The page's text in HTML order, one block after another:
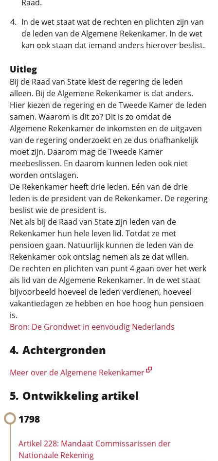
Raad.
In de wet staat wat de rechten en plichten zijn van
de leden van de Algemene Rekenkamer. In de wet
kan ook staan dat iemand anders hierover beslist.
Uitleg
Bij de Raad van State kiest de regering de leden
alleen. Bij de Algemene Rekenkamer is dat anders.
Hier kiezen de regering en de Tweede Kamer de leden
samen. Waarom is dit zo? Dit is zo omdat de
Algemene Rekenkamer de inkomsten en de uitgaven
van de regering onderzoekt en ze dus onafhankelijk
moet zijn. Daarom mag de Tweede Kamer
meebeslissen. En daarom kunnen leden ook niet
worden ontslagen.
De Rekenkamer heeft drie leden. Eén van de drie
leden is de president van de Rekenkamer. De regering
beslist wie de president is.
Net als bij de Raad van State zijn leden van de
Rekenkamer hun hele leven lid. Totdat ze met
pensioen gaan. Natuurlijk kunnen de leden van de
Rekenkamer ook ontslag nemen als ze dat willen.
De rechten en plichten van punt 4 gaan over het werk
als lid van de Algemene Rekenkamer. In de wet staat
bijvoorbeeld hoeveel de leden verdienen, hoeveel
vakantiedagen ze hebben en hoe hoog hun pensioen
is.
Bron: De Grondwet in eenvoudig Nederlands
Achtergronden
Meer over de Algemene Rekenkamer
Ontwikkeling artikel
1798
Artikel 228: Mandaat Commissarissen der
Nationaale Rekening